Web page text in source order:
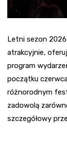
Letni sezon 2026
atrakcyjnie,
program
początku
różnorodnym
zadowolą
szczegółowy